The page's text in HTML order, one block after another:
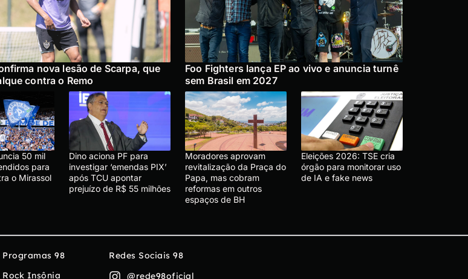
nova lesão de Scarpa, que
contra o Remo
Foo Fighters lança EP ao vivo e anuncia turnê
sem Brasil em 2027
50 mil
para
o Mirassol
Dino aciona PF para
investigar ‘emendas PIX’
após TCU apontar
prejuízo de R$ 55 milhões
Moradores aprovam
revitalização da Praça do
Papa, mas cobram
reformas em outros
espaços de BH
Eleições 2026: TSE cria
órgão para monitorar uso
de IA e fake news
Programas 98
Rock Insônia
Redes Sociais 98
@rede98oficial